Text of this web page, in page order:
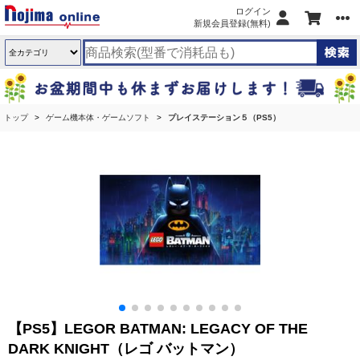
ログイン
新規会員登録(無料)
トップ ゲーム機本体・ゲームソフト プレイステーション５（PS5）
【PS5】LEGOR BATMAN: LEGACY OF THE
DARK KNIGHT（レゴ バットマン）